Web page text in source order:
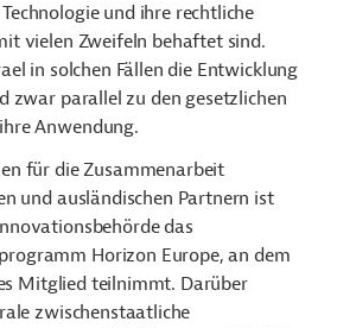
und ihre rechtliche
vielen Zweifeln behaftet sind.
in solchen Fällen die Entwicklung
zwar parallel zu den gesetzlichen
Anwendung.
für die Zusammenarbeit
und ausländischen Partnern ist
das
Horizon Europe, an dem
Mitglied teilnimmt. Darüber
zwischenstaatliche